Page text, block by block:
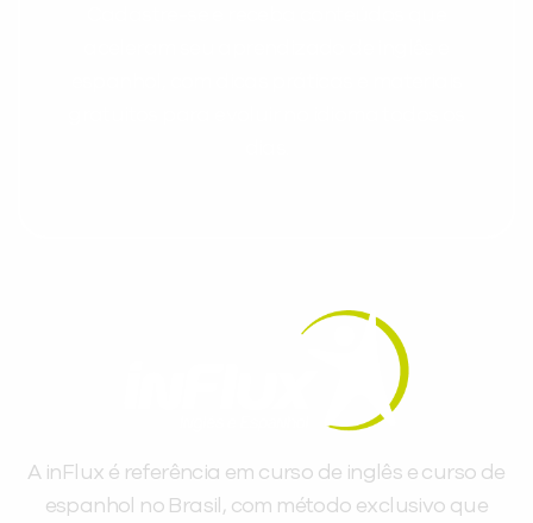
A inFlux é referência em curso de inglês e curso de
espanhol no Brasil, com método exclusivo que